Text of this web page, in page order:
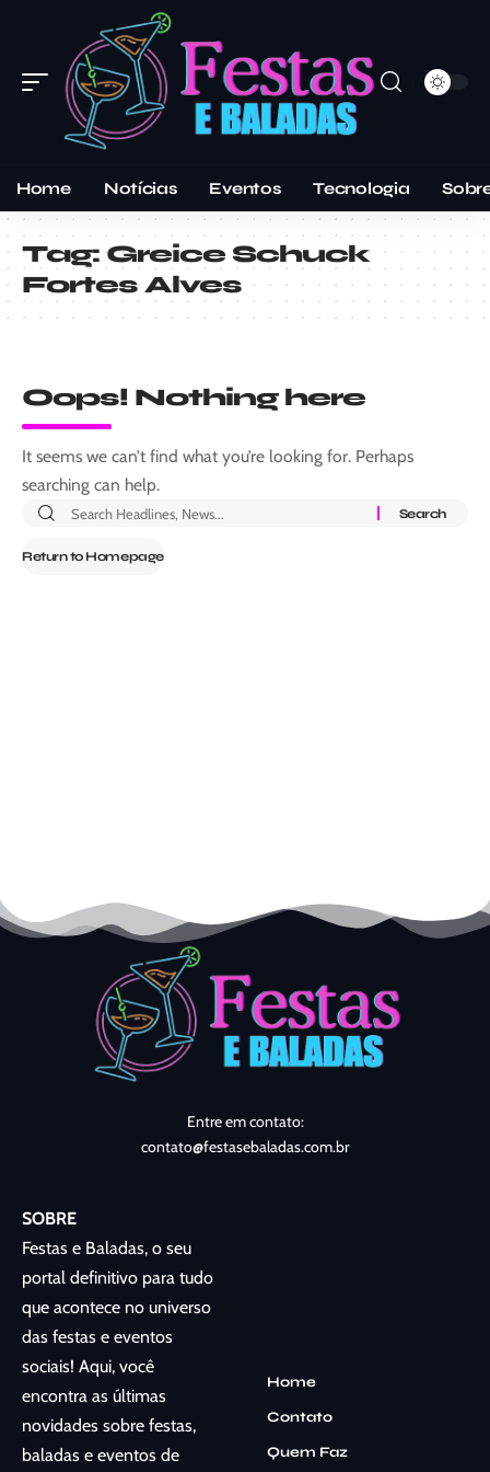
Home Notícias Eventos Tecnologia
Tag:Greice Schuck
Fortes Alves
Oops! Nothing here
It seems we can’t find what you’re looking for. Perhaps
searching can help.
Return to Homepage
Entre em contato:
contato@festasebaladas.com.br
SOBRE
Festas e Baladas, o seu
portal definitivo para tudo
que acontece no universo
das festas e eventos
sociais! Aqui, você
encontra as últimas
novidades sobre festas,
baladas e eventos de
Home
Contato
Quem Faz